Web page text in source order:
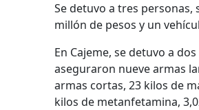
Se detuvo a tres personas,
millón de pesos y un
En Cajeme, se detuvo a
aseguraron nueve armas
armas cortas, 23 kilos de
kilos de metanfetamina,